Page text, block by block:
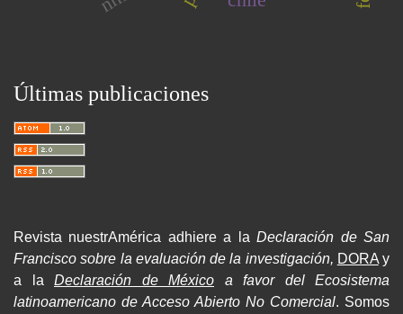
Últimas publicaciones
Revista nuestrAmérica adhiere a laDeclaración de San
Francisco sobre la evaluación de la investigación, DORAy
a la Declaración de México a favor del Ecosistema
latinoamericano de Acceso Abierto No Comercial. Somos